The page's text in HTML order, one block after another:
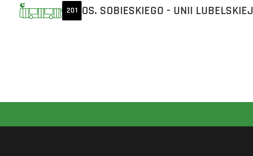
201 OS. SOBIESKIEGO - UNII LUBELSKIEJ